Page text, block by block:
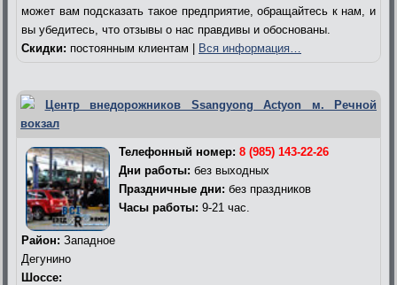
может вам подсказать такое предприятие, обращайтесь к нам, и
вы убедитесь, что отзывы о нас правдивы и обоснованы.
Скидки: постоянным клиентам | Вся информация…
Центр внедорожников Ssangyong Actyon м. Речной
вокзал
Телефонный номер: 8 (985) 143-22-26
Дни работы: без выходных
Праздничные дни: без праздников
Часы работы: 9-21 час.
Район: Западное
Дегунино
Шоссе: